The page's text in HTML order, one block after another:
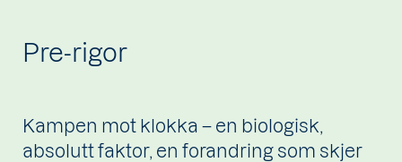
Pre-rigor
Kampen mot klokka – en biologisk,
absolutt faktor, en forandring som skjer